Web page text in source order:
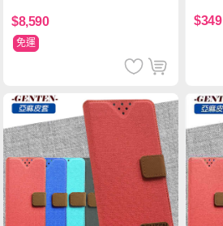
$8,590
免運
$349